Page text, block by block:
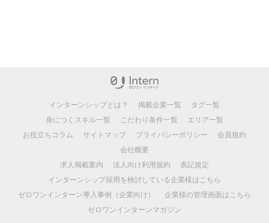
インターンシップとは？ 掲載企業一覧
タグ一覧
身につくスキル一覧
こだわり条件一覧
エリア一覧
お役立ちコラム
サイトマップ プライバシーポリシー
会員規約
会社概要
求人掲載案内
法人向け利用規約
表記規定
インターンシップ採用を検討している企業様はこちら
ゼロワンインターン導入事例（企業向け）
企業様の管理画面はこちら
ゼロワンインターンマガジン